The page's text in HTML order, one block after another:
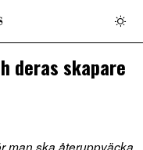
deras skapare
man ska återuppväcka